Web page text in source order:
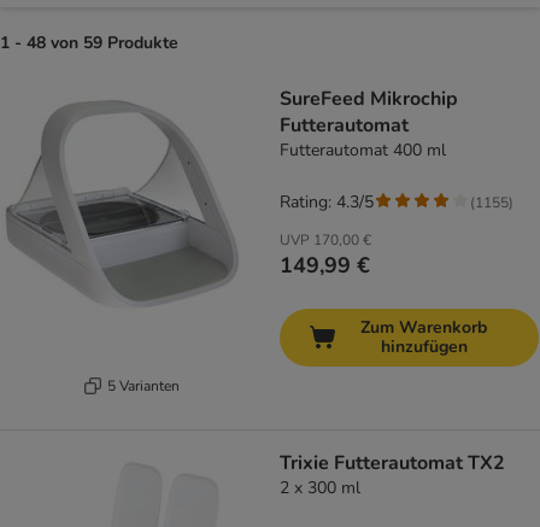
1 - 48 von 59 Produkte
5 Varianten
SureFeed Mikrochip
Futterautomat
Futterautomat 400 ml
UVP 170,00 €
149,99 €
Rating: 4.3/5 (1155)
Zum Warenkorb
hinzufügen
Trixie Futterautomat TX2
2 x 300 ml